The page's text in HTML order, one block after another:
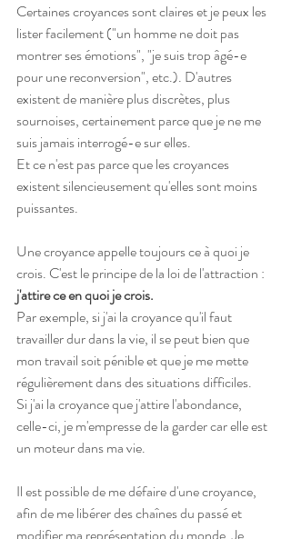
Certaines croyances sont claires et je peux les
lister facilement ("un homme ne doit pas
montrer ses émotions", "je suis trop âgé-e
pour une reconversion", etc.). D'autres
existent de manière plus discrètes, plus
sournoises, certainement parce que je ne me
suis jamais interrogé-e sur elles.
Et ce n'est pas parce que les croyances
existent silencieusement qu'elles sont moins
puissantes.
Une croyance appelle toujours ce à quoi je
crois. C'est le principe de la loi de l'attraction :
j'attire ce en quoi je crois.
Par exemple, si j'ai la croyance qu'il faut
travailler dur dans la vie, il se peut bien que
mon travail soit pénible et que je me mette
régulièrement dans des situations difficiles.
Si j'ai la croyance que j'attire l'abondance,
celle-ci, je m'empresse de la garder car elle est
un moteur dans ma vie.
Il est possible de me défaire d'une croyance,
afin de me libérer des chaînes du passé et